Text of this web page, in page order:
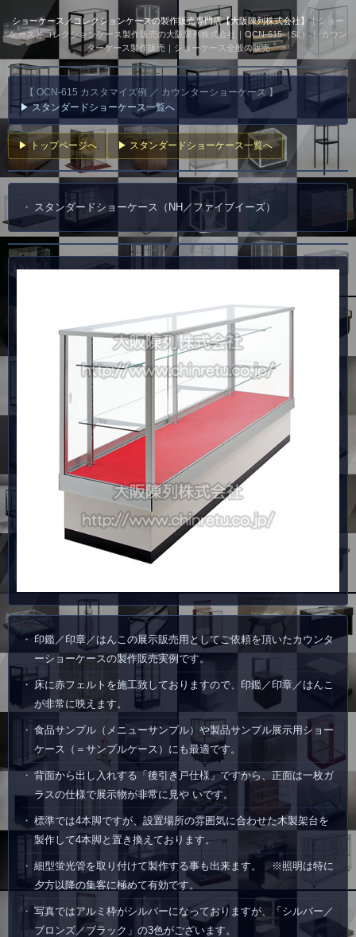
ショーケース／コレクションケースの製作販売専門店【大阪陳列株式会社】｜ショー
ケースとコレクションケース製作販売の大阪陳列株式会社｜OCN-615（SL）｜ カウン
ターケース製作販売｜ショーケース全般の販売
【 OCN-615 カスタマイズ例 ／ カウンターショーケース 】
▶ スタンダードショーケース一覧へ
▶ トップページへ ▶ スタンダードショーケース一覧へ
スタンダードショーケース（NH／ファイブイーズ）
印鑑／印章／はんこの展示販売用としてご依頼を頂いたカウンタ
ーショーケースの製作販売実例です。
床に赤フェルトを施工致しておりますので、印鑑／印章／はんこ
が非常に映えます。
食品サンプル（メニューサンプル）や製品サンプル展示用ショー
ケース（＝サンプルケース）にも最適です。
背面から出し入れする「後引き戸仕様」ですから、正面は一枚ガ
ラスの仕様で展示物が非常に見や いです。
標準では4本脚ですが、設置場所の雰囲気に合わせた木製架台を
製作して4本脚と置き換えております。
細型蛍光管を取り付けて製作する事も出来ます。 ※照明は特に
夕方以降の集客に極めて有効です。
写真ではアルミ枠がシルバーになっておりますが、「シルバー／
ブロンズ／ブラック」の3色がございます。